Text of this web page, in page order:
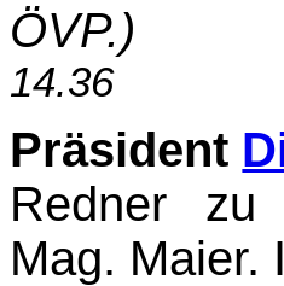
ÖVP.)
14.36
Präsident
Redner zu
Mag. Maier.